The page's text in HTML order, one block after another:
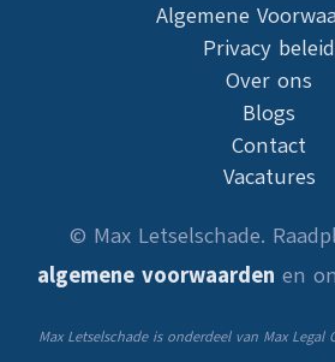
Algemene
Privacy beleid
Over ons
Blogs
Contact
Vacatures
© Max Letselschade.
algemene voorwaarden en
Max Letselschade is onderdeel van Max Legal